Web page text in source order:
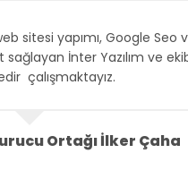
sitesi yapımı, Google Seo
İnter Yazılım ve
çalışmaktayız.
Ortağı İlker Çaha